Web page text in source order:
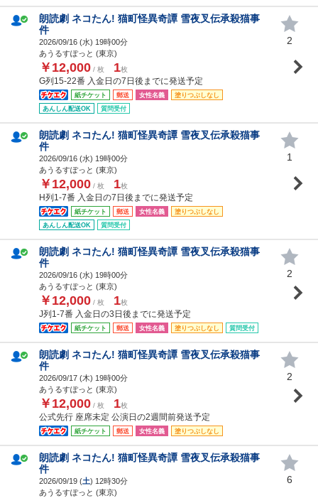
朗読劇 ネコたん! 猫町怪異奇譚 雪夜叉伝承殺猫事
件
2026/09/16 (水) 19時00分
あうるすぽっと (東京)
￥12,000 / 枚 1枚
G列15-22番 入金日の7日後までに発送予定
紙チケット 郵送 女性名義
塗りつぶしなし
あんしん配送OK
質問受付
2
朗読劇 ネコたん! 猫町怪異奇譚 雪夜叉伝承殺猫事
件
2026/09/16 (水) 19時00分
あうるすぽっと (東京)
￥12,000 / 枚 1枚
H列1-7番 入金日の7日後までに発送予定
紙チケット 郵送 女性名義
塗りつぶしなし
あんしん配送OK
質問受付
1
朗読劇 ネコたん! 猫町怪異奇譚 雪夜叉伝承殺猫事
件
2026/09/16 (水) 19時00分
あうるすぽっと (東京)
￥12,000 / 枚 1枚
J列1-7番 入金日の3日後までに発送予定
紙チケット 郵送 女性名義 塗りつぶしなし 質問受付
2
朗読劇 ネコたん! 猫町怪異奇譚 雪夜叉伝承殺猫事
件
2026/09/17 (木) 19時00分
あうるすぽっと (東京)
￥12,000 / 枚 1枚
公式先行 座席未定 公演日の2週間前発送予定
紙チケット 郵送 女性名義 塗りつぶしなし
2
朗読劇 ネコたん! 猫町怪異奇譚 雪夜叉伝承殺猫事
件
2026/09/19 (土) 12時30分
あうるすぽっと (東京)
6